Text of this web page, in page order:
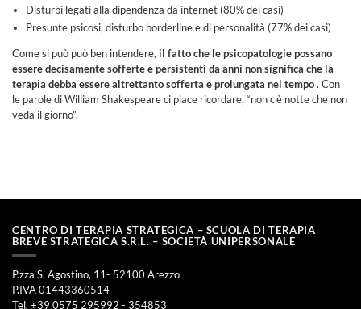
Disturbi legati alla dipendenza da internet (80% dei casi)
Presunte psicosi, disturbo borderline e di personalità (77% dei casi)
Come si può può ben intendere,il fatto che le psicopatologie possano
essere decisamente sofferte e persistenti da anni non significa che la
terapia debba essere altrettanto sofferta e prolungata nel tempo. Con
le parole di William Shakespeare ci piace ricordare, “non c’è notte che non
veda il giorno”.
CENTRO DI TERAPIA STRATEGICA – SCUOLA DI TERAPIA
BREVE STRATEGICA S.R.L. – SOCIETÀ UNIPERSONALE
P.zza S. Agostino, 11- 52100 Arezzo
P.IVA 01443360514
Tel. +39 0575 295992 - 354853